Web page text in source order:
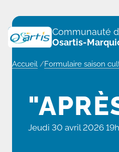
Communauté
Osartis-
Accueil /Formulaire saison
Jeudi 30 avril 2026